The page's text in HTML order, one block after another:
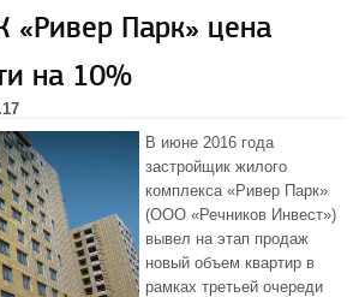
«Ривер Парк» цена
на 10%
В июне 2016 года
застройщик жилого
комплекса «Ривер Парк»
(ООО «Речников Инвест»)
вывел на этап продаж
новый объем квартир в
рамках третьей очереди